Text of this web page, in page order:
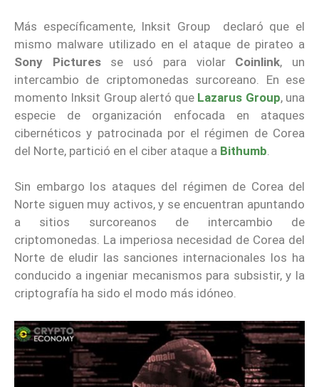
Más específicamente, Inksit Group declaró que el
mismo malware utilizado en el ataque de pirateo a
Sony Picturesse usó para violar Coinlink, un
intercambio de criptomonedas surcoreano. En ese
momento Inksit Group alertó que Lazarus Group, una
especie de organización enfocada en ataques
cibernéticos y patrocinada por el régimen de Corea
del Norte, partició en el ciber ataque a Bithumb
Sin embargo los ataques del régimen de Corea del
Norte siguen muy activos, y se encuentran apuntando
a sitios surcoreanos de intercambio de
criptomonedas. La imperiosa necesidad de Corea del
Norte de eludir las sanciones internacionales los ha
conducido a ingeniar mecanismos para subsistir, y la
criptografía ha sido el modo más idóneo.